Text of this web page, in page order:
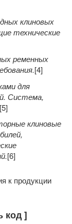
клиновых
технические
ременных
[4]
для
Система,
клиновые
[6]
к продукции
код ]